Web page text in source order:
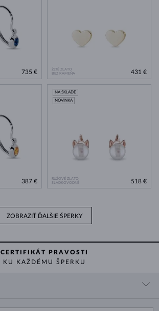
735 €
ŽLTÉ ZLATO
BEZ KAMEŇA
431 €
387 €
RUŽOVÉ ZLATO
SLADKOVODNÉ
NA SKLADE
NOVINKA
518 €
ZOBRAZIŤ ĎALŠIE ŠPERKY
CERTIFIKÁT PRAVOSTI
KU KAŽDÉMU ŠPERKU